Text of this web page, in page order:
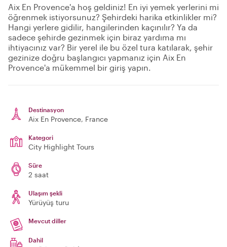
Aix En Provence'a hoş geldiniz! En iyi yemek yerlerini mi
öğrenmek istiyorsunuz? Şehirdeki harika etkinlikler mi?
Hangi yerlere gidilir, hangilerinden kaçınılır? Ya da
sadece şehirde gezinmek için biraz yardıma mı
ihtiyacınız var? Bir yerel ile bu özel tura katılarak, şehir
gezinize doğru başlangıcı yapmanız için Aix En
Provence'a mükemmel bir giriş yapın.
Destinasyon
Aix En Provence, France
Kategori
City Highlight Tours
Süre
2 saat
Ulaşım şekli
Yürüyüş turu
Mevcut diller
Dahil